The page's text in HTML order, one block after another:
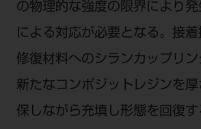
の物理的な強度の限界により
による対応が必要となる。接
修復材料へのシランカップリン
新たなコンポジットレジンを
保しながら充填し形態を回復す